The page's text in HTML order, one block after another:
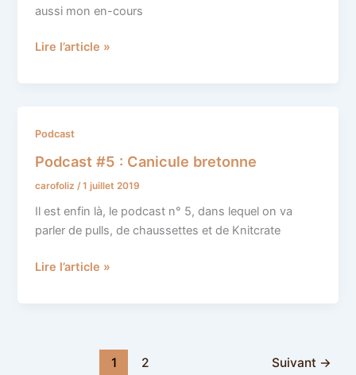
aussi mon en-cours
!
Lire l’article »
Podcast
Podcast #5 : Canicule bretonne
carofoliz /1 juillet 2019
Il est enfin là, le podcast n° 5, dans lequel on va
parler de pulls, de chaussettes et de Knitcrate
Podcast
:
Canicule
bretonne
Lire l’article »
1 2 Suivant →